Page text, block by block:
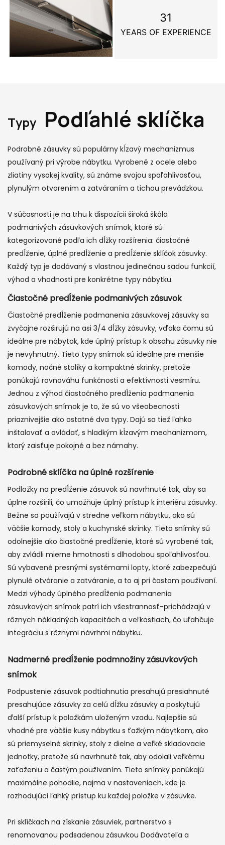
31
YEARS OF EXPERIENCE
Typy Podľahlé sklíčka
Podrobné zásuvky sú populárny kĺzavý mechanizmus
používaný pri výrobe nábytku. Vyrobené z ocele alebo
zliatiny vysokej kvality, sú známe svojou spoľahlivosťou,
plynulým otvorením a zatváraním a tichou prevádzkou.
V súčasnosti je na trhu k dispozícii široká škála
podmanivých zásuvkových snímok, ktoré sú
kategorizované podľa ich dĺžky rozšírenia: čiastočné
predĺženie, úplné predĺženie a predĺženie sklíčok zásuvky.
Každý typ je dodávaný s vlastnou jedinečnou sadou funkcií,
výhod a vhodnosti pre konkrétne typy nábytku.
Čiastočné predĺženie podmanivých zásuvok
Čiastočné predĺženie podmanenia zásuvkovej zásuvky sa
zvyčajne rozširujú na asi 3/4 dĺžky zásuvky, vďaka čomu sú
ideálne pre nábytok, kde úplný prístup k obsahu zásuvky nie
je nevyhnutný. Tieto typy snímok sú ideálne pre menšie
komody, nočné stolíky a kompaktné skrinky, pretože
ponúkajú rovnováhu funkčnosti a efektívnosti vesmíru.
Jednou z výhod čiastočného predĺženia podmanenia
zásuvkových snímok je to, že sú vo všeobecnosti
priaznivejšie ako ostatné dva typy. Dajú sa tiež ľahko
inštalovať a ovládať, s hladkým kĺzavým mechanizmom,
ktorý zaisťuje pokojné a bez námahy.
Podrobné sklíčka na úplné rozšírenie
Podložky na predĺženie zásuvok sú navrhnuté tak, aby sa
úplne rozšírili, čo umožňuje úplný prístup k interiéru zásuvky.
Bežne sa používajú v stredne veľkom nábytku, ako sú
väčšie komody, stoly a kuchynské skrinky. Tieto snímky sú
odolnejšie ako čiastočné predĺženie, ktoré sú vyrobené tak,
aby zvládli mierne hmotnosti s dlhodobou spoľahlivosťou.
Sú vybavené presnými systémami lopty, ktoré zabezpečujú
plynulé otváranie a zatváranie, a to aj pri častom používaní.
Medzi výhody úplného predĺženia podmanenia
zásuvkových snímok patrí ich všestrannosť-prichádzajú v
rôznych nákladných kapacitách a veľkostiach, čo uľahčuje
integráciu s rôznymi návrhmi nábytku.
Nadmerné predĺženie podmnožiny zásuvkových
snímok
Podpustenie zásuvok podtiahnutia presahujú presiahnuté
presahujúce zásuvky za celú dĺžku zásuvky a poskytujú
ďalší prístup k položkám uloženým vzadu. Najlepšie sú
vhodné pre väčšie kusy nábytku s ťažkým nábytkom, ako
sú priemyselné skrinky, stoly z dielne a veľké skladovacie
jednotky, pretože sú navrhnuté tak, aby odolali veľkému
zaťaženiu a častým používaním. Tieto snímky ponúkajú
maximálne pohodlie, najmä v nastaveniach, kde je
rozhodujúci ľahký prístup ku každej položke v zásuvke.
Pri sklíčkach na získanie zásuviek, partnerstvo s
renomovanou podsadenou zásuvkou Dodávateľa a